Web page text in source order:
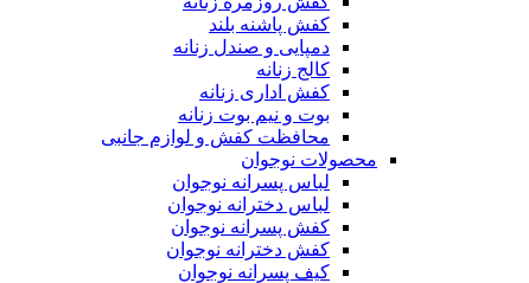
کفش پاشنه بلند
دمپایی و صندل زنانه
کالج زنانه
کفش اداری زنانه
بوت و نیم بوت زنانه
محافظت کفش و لوازم جانبی
محصولات نوجوان
لباس پسرانه نوجوان
لباس دخترانه نوجوان
کفش پسرانه نوجوان
کفش دخترانه نوجوان
کیف پسرانه نوجوان